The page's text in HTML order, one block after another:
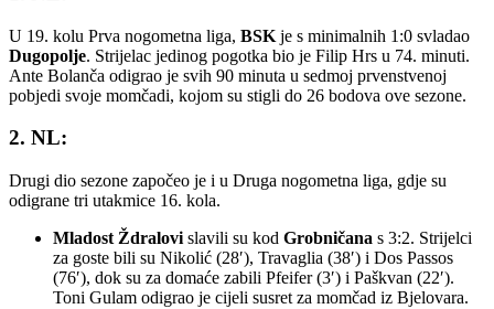
U 19. kolu Prva nogometna liga, BSK je s minimalnih 1:0 svladao
Dugopolje. Strijelac jedinog pogotka bio je Filip Hrs u 74. minuti.
Ante Bolanča odigrao je svih 90 minuta u sedmoj prvenstvenoj
pobjedi svoje momčadi, kojom su stigli do 26 bodova ove sezone.
2. NL:
Drugi dio sezone započeo je i u Druga nogometna liga, gdje su
odigrane tri utakmice 16. kola.
Mladost Ždralovi slavili su kod Grobničana s 3:2. Strijelci
za goste bili su Nikolić (28′), Travaglia (38′) i Dos Passos
(76′), dok su za domaće zabili Pfeifer (3′) i Paškvan (22′).
Toni Gulam odigrao je cijeli susret za momčad iz Bjelovara.